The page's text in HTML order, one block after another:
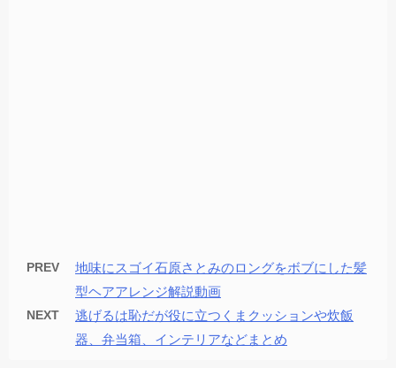
PREV
地味にスゴイ石原さとみのロングをボブにした髪
型ヘアアレンジ解説動画
NEXT
逃げるは恥だが役に立つくまクッションや炊飯
器、弁当箱、インテリアなどまとめ